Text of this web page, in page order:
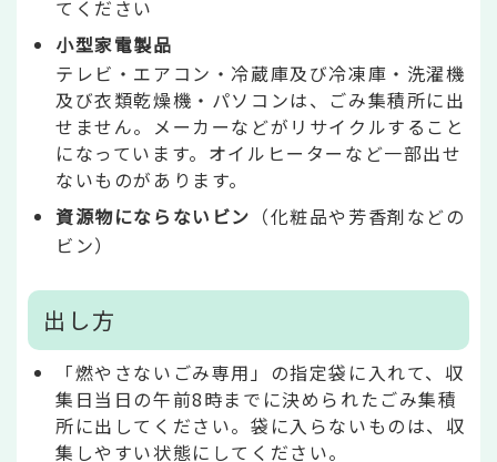
てください
小型家電製品
テレビ・エアコン・冷蔵庫及び冷凍庫・洗濯機
及び衣類乾燥機・パソコンは、ごみ集積所に出
せません。メーカーなどがリサイクルすること
になっています。オイルヒーターなど一部出せ
ないものがあります。
資源物にならないビン （化粧品や芳香剤などの
ビン）
出し方
「燃やさないごみ専用」の指定袋に入れて、収
集日当日の午前8時までに決められたごみ集積
所に出してください。袋に入らないものは、収
集しやすい状態にしてください。